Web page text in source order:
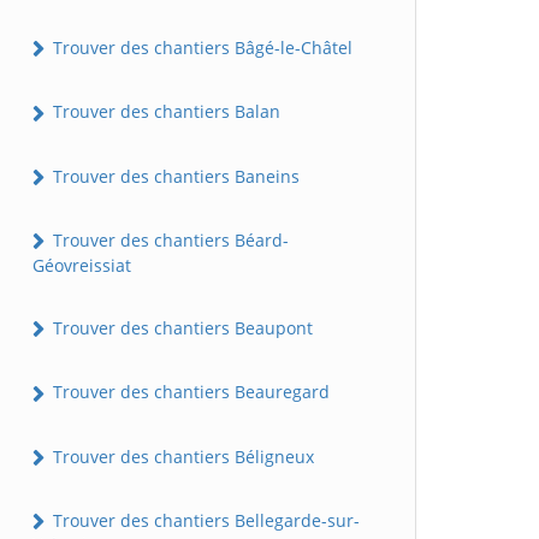
Trouver des chantiers Bâgé-le-Châtel
Trouver des chantiers Balan
Trouver des chantiers Baneins
Trouver des chantiers Béard-
Géovreissiat
Trouver des chantiers Beaupont
Trouver des chantiers Beauregard
Trouver des chantiers Béligneux
Trouver des chantiers Bellegarde-sur-